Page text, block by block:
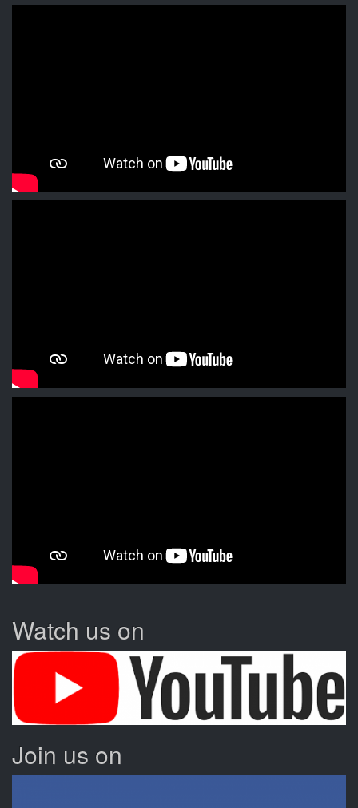
Watch us on
Join us on